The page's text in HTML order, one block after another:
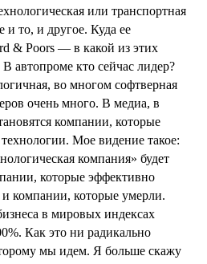
или транспортная
и то, и другое. Куда ее
& Poors — в какой из этих
автопроме кто сейчас лидер?
во многом софтверная
очень много. В медиа, в
компании, которые
Мое видение такое:
компания» будет
которые эффективно
компании, которые умерли.
в мировых индексах
Как это ни радикально
мы идем. Я больше скажу